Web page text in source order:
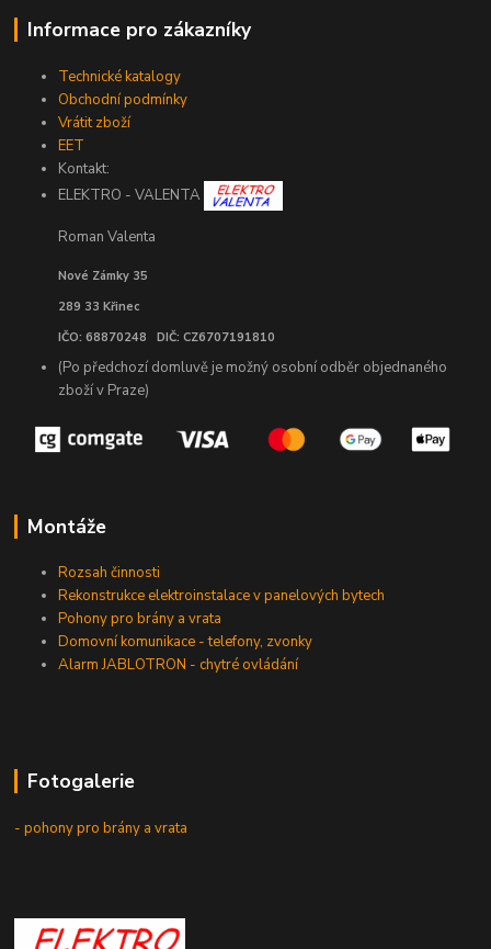
Informace pro zákazníky
Technické katalogy
Obchodní podmínky
Vrátit zboží
EET
Kontakt:
ELEKTRO - VALENTA
Roman Valenta
Nové Zámky 35
289 33 Křinec
IČO: 68870248 DIČ: CZ6707191810
(Po předchozí domluvě je možný osobní odběr objednaného
zboží v Praze)
Montáže
Rozsah činnosti
Rekonstrukce elektroinstalace v panelových bytech
Pohony pro brány a vrata
Domovní komunikace - telefony, zvonky
Alarm JABLOTRON - chytré ovládání
Fotogalerie
- pohony pro brány a vrata